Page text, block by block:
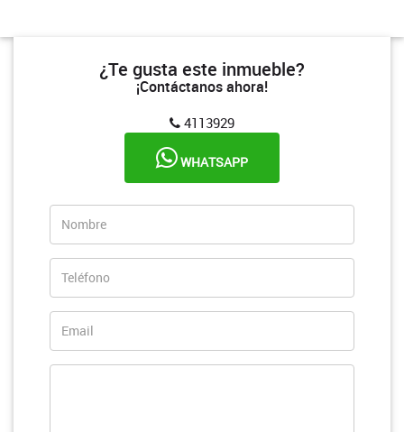
¿Te gusta este inmueble?
¡Contáctanos ahora!
4113929
WHATSAPP